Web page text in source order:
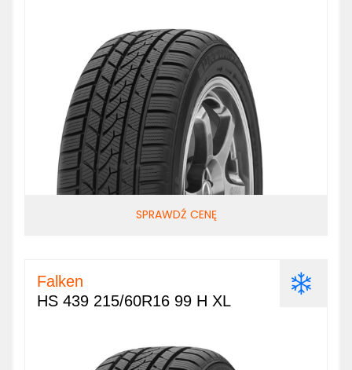
SPRAWDŹ CENĘ
Falken
HS 439 215/60R16 99 H XL